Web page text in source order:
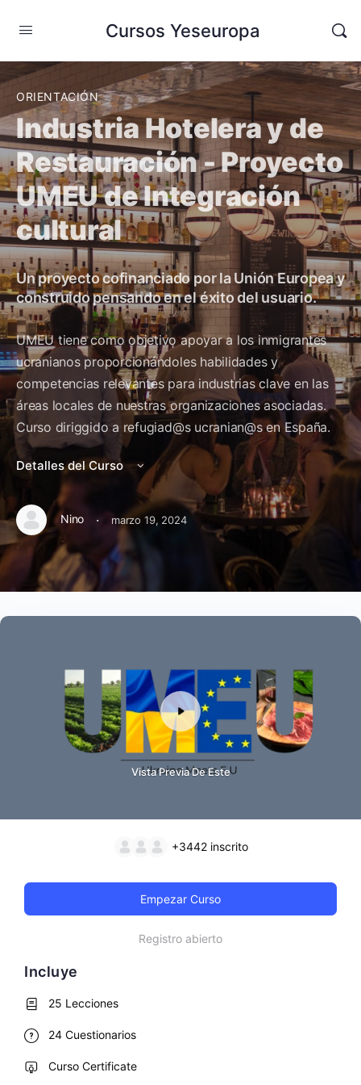
Cursos Yeseuropa
ORIENTACIÓN
Industria Hotelera y de
Restauración - Proyecto
UMEU de Integración
cultural
Un proyecto cofinanciado por la Unión Europea y
construido pensando en el éxito del usuario.
UMEU tiene como objetivo apoyar a los inmigrantes
ucranianos proporcionándoles habilidades y
competencias relevantes para industrias clave en las
áreas locales de nuestras organizaciones asociadas.
Curso diriggido a refugiad@s ucranian@s en España.
Detalles del Curso
Nino · marzo 19, 2024
Vista Previa De Este
+3442 inscrito
Empezar Curso
Registro abierto
Incluye
25 Lecciones
24 Cuestionarios
Curso Certificate